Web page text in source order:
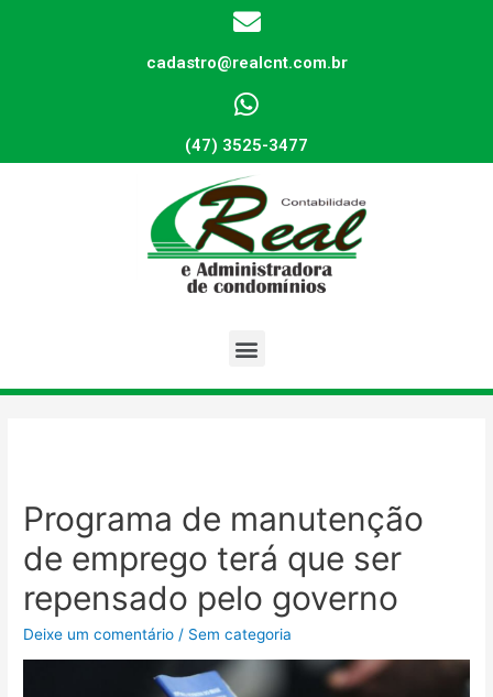
cadastro@realcnt.com.br
(47) 3525-3477
Programa de manutenção
de emprego terá que ser
repensado pelo governo
Deixe um comentário / Sem categoria